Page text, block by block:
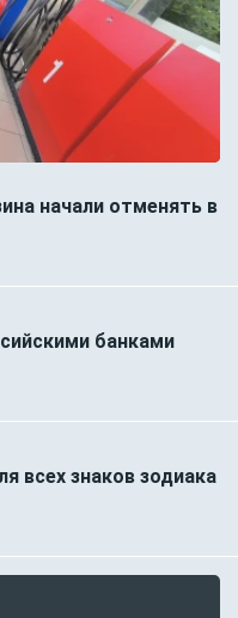
начали отменять в
банками
всех знаков зодиака